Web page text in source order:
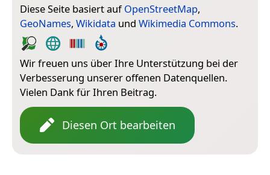
Diese Seite basiert aufOpenStreetMap,
GeoNames, Wikidata und Wikimedia Commons.
Wir freuen uns über Ihre Unterstützung bei der
Verbesserung unserer offenen Datenquellen.
Vielen Dank für Ihren Beitrag.
Diesen Ort bearbeiten